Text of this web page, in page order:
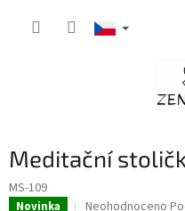
Meditační
MS-109
Novinka
Průměrné
Neohodnoceno